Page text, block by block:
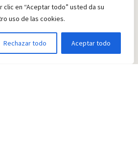
clic en “Aceptar todo” usted da su
uso de las cookies.
Rechazar todo Aceptar todo